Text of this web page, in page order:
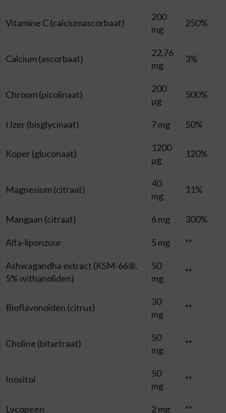
Vitamine C (calciumascorbaat)
200
mg
250%
Calcium (ascorbaat)
22,76
mg
3%
Chroom (picolinaat)
200
µg
500%
IJzer (bisglycinaat) 7 mg 50%
Koper (gluconaat)
1200
µg
120%
Magnesium (citraat)
40
mg
11%
Mangaan (citraat) 6 mg 300%
Alfa-liponzuur 5 mg **
Ashwagandha extract (KSM-66®,
5% withanoliden)
50
mg
**
Bioflavonoïden (citrus)
30
mg
**
Choline (bitartraat)
50
mg
**
Inositol
50
mg
**
Lycopeen 2 mg **